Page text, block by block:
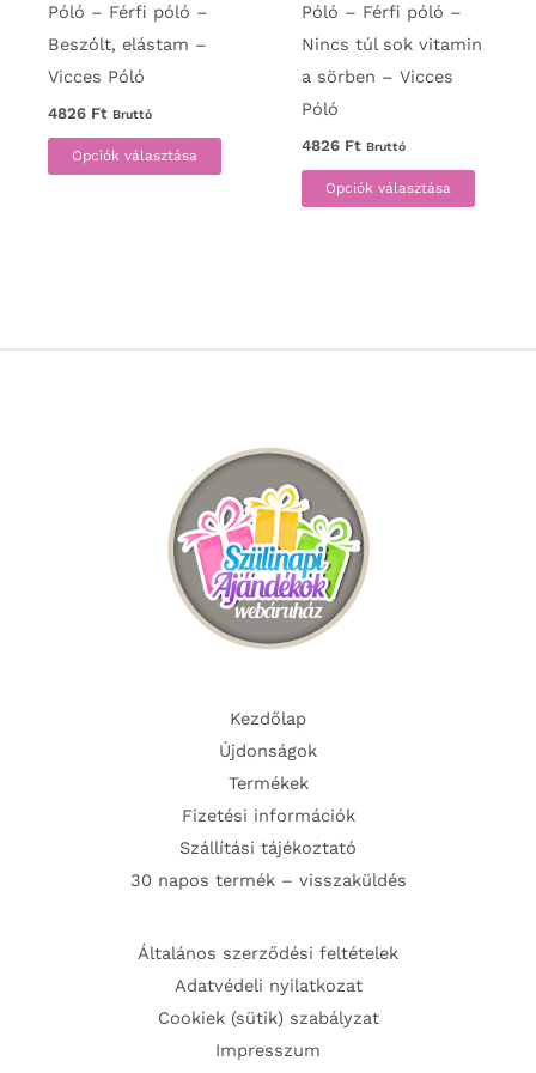
Póló – Férfi póló –
Beszólt, elástam –
Vicces Póló
4826 Ft Bruttó
Opciók választása
Ennek
a
terméknek
választhatók
ki
Póló – Férfi póló –
Nincs túl sok vitamin
a sörben – Vicces
Póló
4826 Ft Bruttó
Opciók választása
Ennek
a
Kezdőlap
Újdonságok
Termékek
Fizetési információk
Szállítási tájékoztató
30 napos termék – visszaküldés
Általános szerződési feltételek
Adatvédeli nyilatkozat
Cookiek (sütik) szabályzat
Impresszum